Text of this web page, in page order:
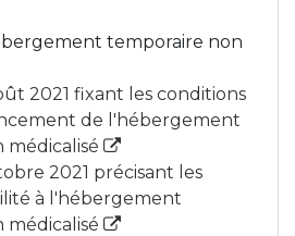
temporaire non
2021 fixant les conditions
de l'hébergement
médicalisé
2021 précisant les
à l'hébergement
médicalisé